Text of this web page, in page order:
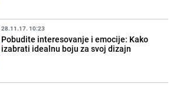
28.11.17. 10:23
Pobudite interesovanje i emocije: Kako
izabrati idealnu boju za svoj dizajn